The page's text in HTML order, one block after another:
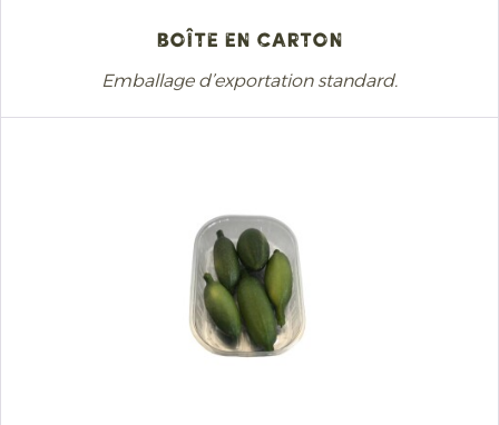
Boîte en carton
Emballage d’exportation standard.